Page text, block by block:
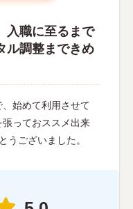
入職に至るまで
ル調整まできめ
始めて利用させて
っておススメ出来
うございました。